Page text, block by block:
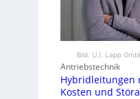
Bild: U.I. Lapp
Antriebstechnik
Hybridleitungen
Kosten und